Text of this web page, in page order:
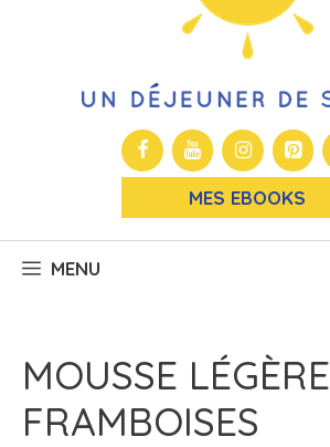
MES EBOOKS
MENU
MOUSSE
FRAMBOISES